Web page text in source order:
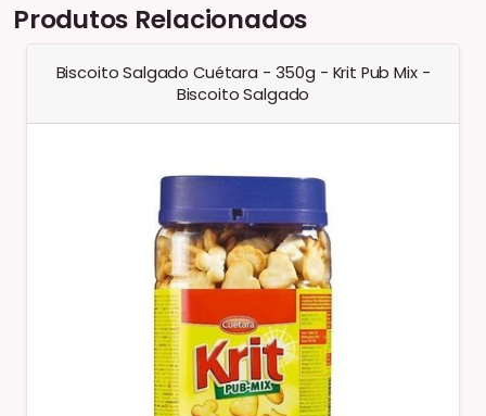
Produtos Relacionados
Biscoito Salgado Cuétara - 350g - Krit Pub Mix -
Biscoito Salgado